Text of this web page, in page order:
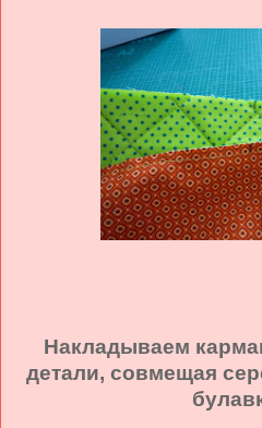
Накладываем
детали, совмещая